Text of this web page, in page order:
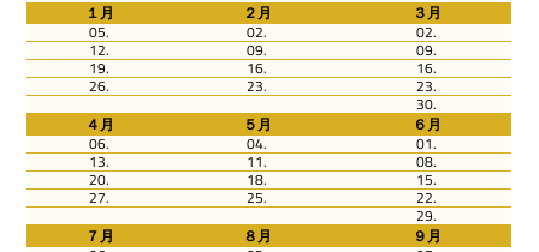
１月 ２月
３月
05.
02. 02.
12. 09. 09.
19. 16. 16.
26. 23. 23.
30.
４月
５月
６月
06.
04. 01.
13. 11. 08.
20. 18. 15.
27. 25. 22.
29.
７月
８月
９月